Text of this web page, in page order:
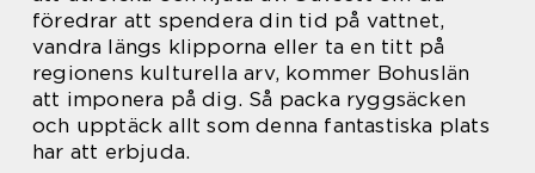
föredrar att spendera din tid på vattnet,
vandra längs klipporna eller ta en titt på
regionens kulturella arv, kommer Bohuslän
att imponera på dig. Så packa ryggsäcken
och upptäck allt som denna fantastiska plats
har att erbjuda.